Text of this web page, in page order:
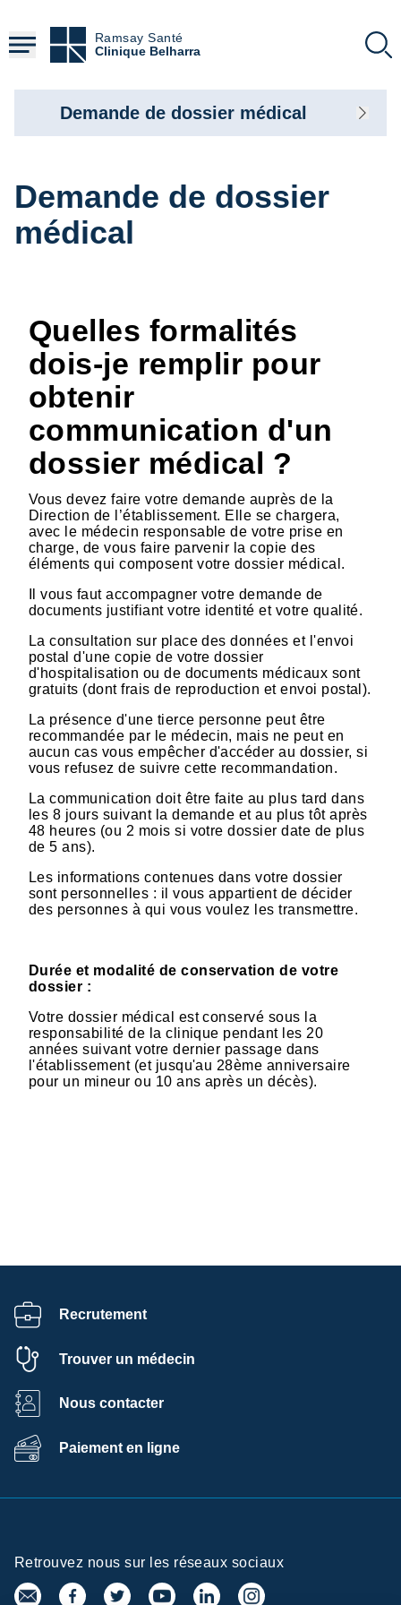
contenu
principal
Ramsay Santé
Clinique Belharra
Demande de dossier
médical
Quelles formalités
dois-je remplir pour
obtenir
communication d'un
dossier médical ?
Vous devez faire votre demande auprès de la
Direction de l’établissement. Elle se chargera,
avec le médecin responsable de votre prise en
charge, de vous faire parvenir la copie des
éléments qui composent votre dossier médical.
Il vous faut accompagner votre demande de
documents justifiant votre identité et votre qualité.
La consultation sur place des données et l'envoi
postal d'une copie de votre dossier
d'hospitalisation ou de documents médicaux sont
gratuits (dont frais de reproduction et envoi postal).
La présence d'une tierce personne peut être
recommandée par le médecin, mais ne peut en
aucun cas vous empêcher d'accéder au dossier, si
vous refusez de suivre cette recommandation.
La communication doit être faite au plus tard dans
les 8 jours suivant la demande et au plus tôt après
48 heures (ou 2 mois si votre dossier date de plus
de 5 ans).
Les informations contenues dans votre dossier
sont personnelles : il vous appartient de décider
des personnes à qui vous voulez les transmettre.
Durée et modalité de conservation de votre
dossier :
Votre dossier médical est conservé sous la
responsabilité de la clinique pendant les 20
années suivant votre dernier passage dans
l'établissement (et jusqu'au 28ème anniversaire
pour un mineur ou 10 ans après un décès).
Demande de dossier médical
Recrutement
Trouver un médecin
Nous contacter
Paiement en ligne
Retrouvez nous sur les réseaux sociaux